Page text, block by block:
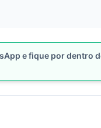
e fique por dentro